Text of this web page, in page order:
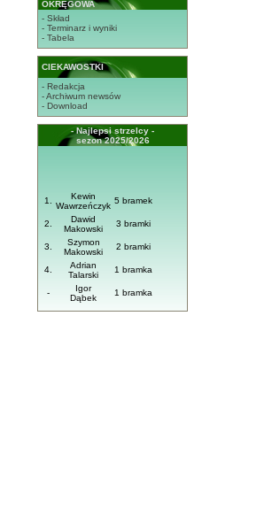
OKRĘGOWA
- Skład
- Terminarz i wyniki
- Tabela
CIEKAWOSTKI
- Redakcja
- Archiwum newsów
- Download
- Najlepsi strzelcy -
sezon 2025/2026
1.
Kewin
Wawrzeńczyk
5 bramek
2.
Dawid
Makowski
3 bramki
3.
Szymon
Makowski
2 bramki
4.
Adrian
Talarski
1 bramka
-
Igor
Dąbek
1 bramka